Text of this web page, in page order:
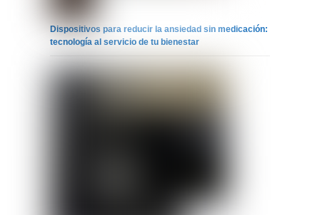
Dispositivos para reducir la ansiedad sin medicación:
tecnología al servicio de tu bienestar